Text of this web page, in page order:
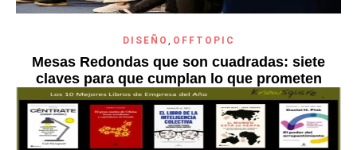
DISEÑO , OFFTOPIC
Mesas Redondas que son cuadradas: siete
claves para que cumplan lo que prometen